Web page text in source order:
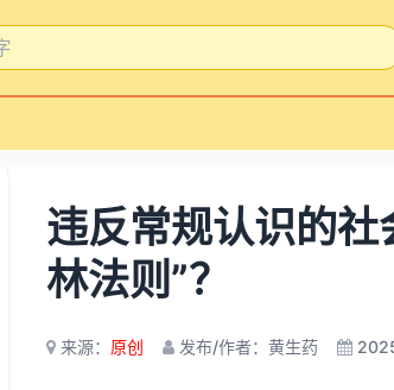
违反常规认识的社
林法则”？
来源： 原创 发布/作者：黄生药